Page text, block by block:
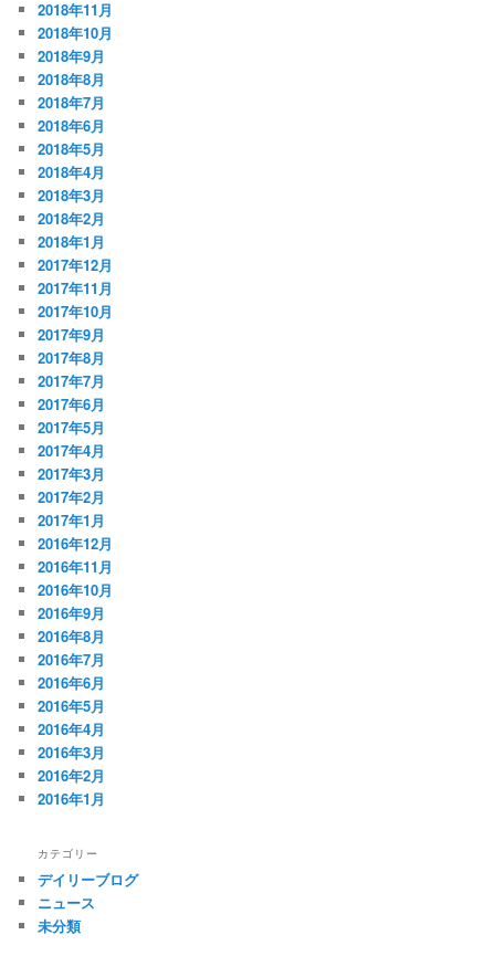
2018年11月
2018年10月
2018年9月
2018年8月
2018年7月
2018年6月
2018年5月
2018年4月
2018年3月
2018年2月
2018年1月
2017年12月
2017年11月
2017年10月
2017年9月
2017年8月
2017年7月
2017年6月
2017年5月
2017年4月
2017年3月
2017年2月
2017年1月
2016年12月
2016年11月
2016年10月
2016年9月
2016年8月
2016年7月
2016年6月
2016年5月
2016年4月
2016年3月
2016年2月
2016年1月
カテゴリー
デイリーブログ
ニュース
未分類